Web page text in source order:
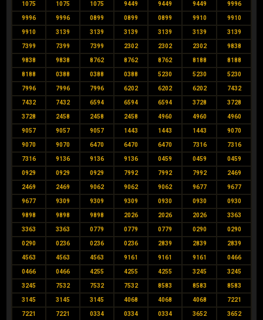
1075 1075 1075 9449 9449 9449 9996
9996 9996 0899 0899 0899 9910 9910
9910 3139 3139 3139 3139 3139 3139
7399 7399 7399 2302 2302 2302 9838
9838 9838 8762 8762 8762 8188 8188
8188 0388 0388 0388 5230 5230 5230
7996 7996 7996 6202 6202 6202 7432
7432 7432 6594 6594 6594 3728 3728
3728 2458 2458 2458 4960 4960 4960
9057 9057 9057 1443 1443 1443 9070
9070 9070 6470 6470 6470 7316 7316
7316 9136 9136 9136 0459 0459 0459
0929 0929 0929 7992 7992 7992 2469
2469 2469 9062 9062 9062 9677 9677
9677 9309 9309 9309 0930 0930 0930
9898 9898 9898 2026 2026 2026 3363
3363 3363 0779 0779 0779 0290 0290
0290 0236 0236 0236 2839 2839 2839
4563 4563 4563 9161 9161 9161 0466
0466 0466 4255 4255 4255 3245 3245
3245 7532 7532 7532 8583 8583 8583
3145 3145 3145 4068 4068 4068 7221
7221 7221 0334 0334 0334 3652 3652